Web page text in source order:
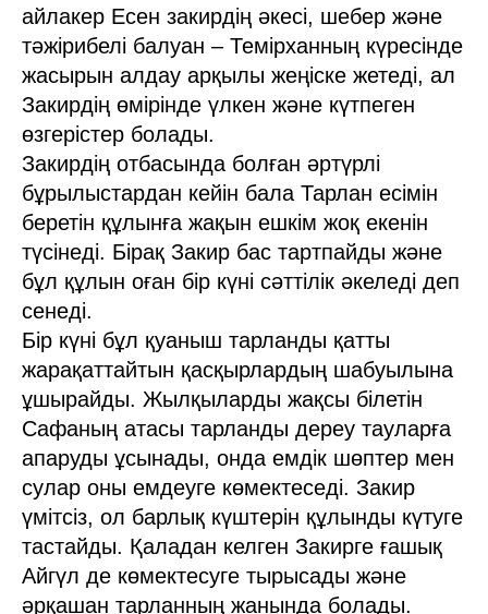
айлакер Есен закирдің әкесі, шебер және
тәжірибелі балуан – Темірханның күресінде
жасырын алдау арқылы жеңіске жетеді, ал
Закирдің өмірінде үлкен және күтпеген
өзгерістер болады.
Закирдің отбасында болған әртүрлі
бұрылыстардан кейін бала Тарлан есімін
беретін құлынға жақын ешкім жоқ екенін
түсінеді. Бірақ Закир бас тартпайды және
бұл құлын оған бір күні сәттілік әкеледі деп
сенеді.
Бір күні бұл қуаныш тарланды қатты
жарақаттайтын қасқырлардың шабуылына
ұшырайды. Жылқыларды жақсы білетін
Сафаның атасы тарланды дереу тауларға
апаруды ұсынады, онда емдік шөптер мен
сулар оны емдеуге көмектеседі. Закир
үмітсіз, ол барлық күштерін құлынды күтуге
тастайды. Қаладан келген Закирге ғашық
Айгүл де көмектесуге тырысады және
әрқашан тарланның жанында болады.